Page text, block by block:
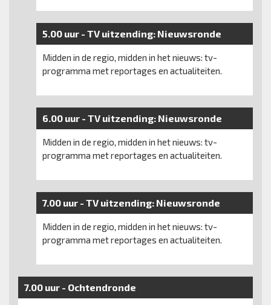
5.00 uur - TV uitzending: Nieuwsronde
Midden in de regio, midden in het nieuws: tv-
programma met reportages en actualiteiten.
6.00 uur - TV uitzending: Nieuwsronde
Midden in de regio, midden in het nieuws: tv-
programma met reportages en actualiteiten.
7.00 uur - TV uitzending: Nieuwsronde
Midden in de regio, midden in het nieuws: tv-
programma met reportages en actualiteiten.
7.00 uur - Ochtendronde